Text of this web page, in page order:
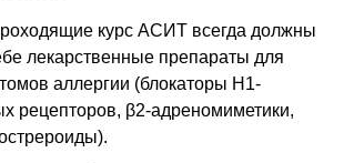
курс АСИТ всегда должны
лекарственные препараты для
аллергии (блокаторы Н1-
рецепторов, β2-адреномиметики,